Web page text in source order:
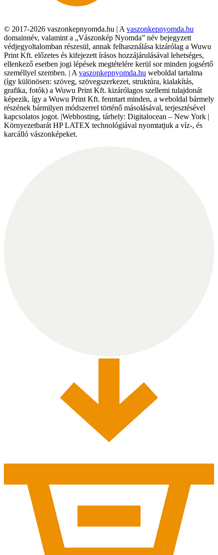
© 2017-2026 vaszonkepnyomda.hu | A vaszonkepnyomda.hu
domainnév, valamint a „Vászonkép Nyomda” név bejegyzett
védjegyoltalomban részesül, annak felhasználása kizárólag a Wuwu
Print Kft. előzetes és kifejezett írásos hozzájárulásával lehetséges,
ellenkező esetben jogi lépések megtételére kerül sor minden jogsértő
személlyel szemben. | A vaszonkepnyomda.hu weboldal tartalma
(így különösen: szöveg, szövegszerkezet, struktúra, kialakítás,
grafika, fotók) a Wuwu Print Kft. kizárólagos szellemi tulajdonát
képezik, így a Wuwu Print Kft. fenntart minden, a weboldal bármely
részének bármilyen módszerrel történő másolásával, terjesztésével
kapcsolatos jogot. |Webhosting, tárhely: Digitalocean – New York |
Környezetbarát HP LATEX technológiával nyomtatjuk a víz-, és
karcálló vászonképeket.